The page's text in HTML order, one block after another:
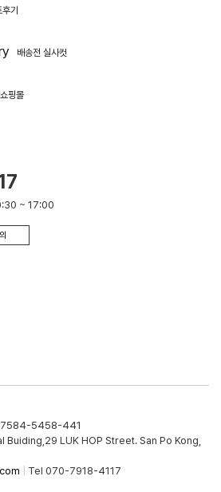
기
배송전 실사컷
핑몰
~ 17:00
87584-5458-441
Buiding,29 LUK HOP Street. San Po Kong,
Tel 070-7918-4117